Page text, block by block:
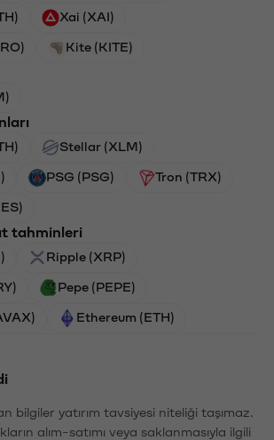
Xai (XAI)
Kite (KITE)
Stellar (XLM)
PSG (PSG) Tron (TRX)
tahminleri
Ripple (XRP)
Pepe (PEPE)
Ethereum (ETH)
bilgiler yatırım tavsiyesi niteliği taşımaz.
alım-satımı veya saklanmasıyla ilgili